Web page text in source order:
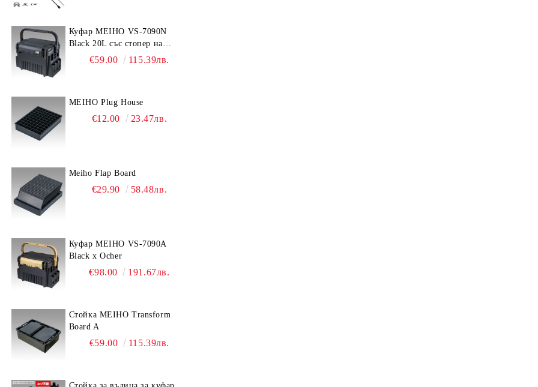
Куфар MEIHO VS-7090N
Black 20L със стопер на
дръжката€59.00 115.39лв.
MEIHO Plug House
€12.00 23.47лв.
Meiho Flap Board
€29.90 58.48лв.
Куфар MEIHO VS-7090A
Black x Ocher
€98.00 191.67лв.
Стойка MEIHO Transform
Board A
€59.00 115.39лв.